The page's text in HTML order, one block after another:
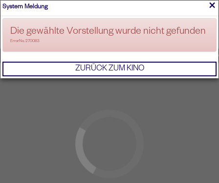
ANMELDEN
×
System Meldung
Die gewählte Vorstellung wurde nicht gefunden
ErrorNo. 270083
ZURÜCK ZUM KINO